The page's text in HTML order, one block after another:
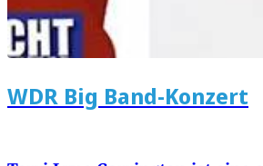
WDR Big Band-Konzert